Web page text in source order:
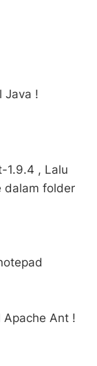
Java !
1.9.4 , Lalu
dalam folder
Ant !